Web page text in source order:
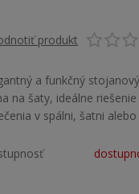
produkt
a funkčný
na šaty, ideálne
v spálni, šatni